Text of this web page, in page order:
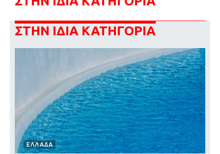
ΣΤΗΝ ΙΔΙΑ ΚΑΤΗΓΟΡΙΑ
ΕΛΛΑΔΑ